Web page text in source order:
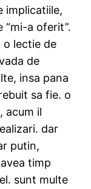
implicatiile,
“mi-a oferit”.
lectie de
de
insa pana
sa fie. o
acum il
dar
putin,
timp
sunt multe